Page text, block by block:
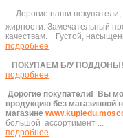
Дорогие наши
жирности. Замечательный
качествам. Густой,
подробнее
ПОКУПАЕМ Б/У ПОДДОНЫ!
подробнее
Дорогие покупатели!
Вы
продукцию без магазинной
магазине
большой ассортимент ...
подробнее